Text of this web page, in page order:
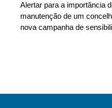
Alertar para a importância
manutenção de um
nova campanha de